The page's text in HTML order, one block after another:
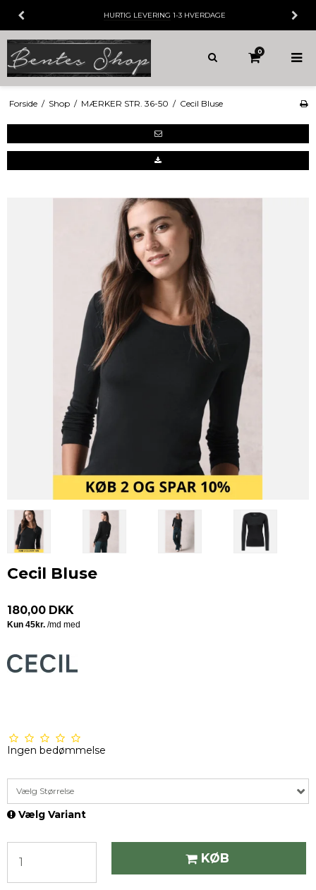
HURTIG LEVERING 1-3 HVERDAGE
0
Forside / Shop / MÆRKER STR. 36-50 / Cecil Bluse
Cecil Bluse
180,00 DKK
Ingen bedømmelse
Vælg Størrelse
Vælg Variant
KØB